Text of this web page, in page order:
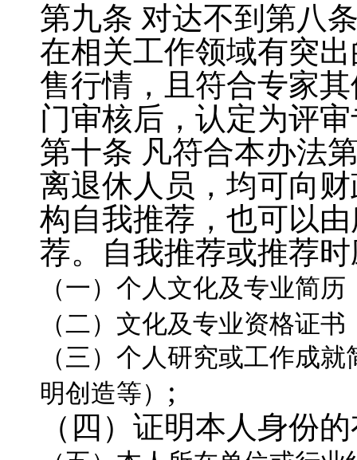
第九条 对达不到第八
在相关工作领域有突
售行情，且符合专家
门审核后，认定为评
第十条 凡符合本办法
离退休人员，均可向
构自我推荐，也可以
荐。自我推荐或推荐
（一）个人文化及专业简历
（二）文化及专业资格证
（三）个人研究或工作成
明创造等） ;
（四）证明本人身份